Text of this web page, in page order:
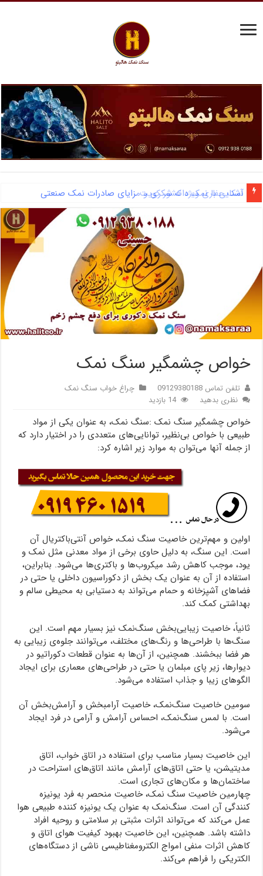
آشنایی با نمک دانه شکری و مزایای صادرات نمک صنعتی
خواص چشمگیر سنگ نمک
تلفن تماس 09129380188
چراغ خواب سنگ نمک
نظری بدهید
14 بازدید
خواص چشمگیر سنگ نمک :سنگ نمک، به عنوان یکی از مواد
طبیعی با خواص بی‌نظیر، توانایی‌های متعددی را در اختیار دارد که
از جمله آنها می‌توان به موارد زیر اشاره کرد:
اولین و مهم‌ترین خاصیت سنگ نمک، خواص آنتی‌باکتریال آن
است. این سنگ، به دلیل حاوی برخی از مواد معدنی مثل نمک و
یود، موجب کاهش رشد میکروب‌ها و باکتری‌ها می‌شود. بنابراین،
استفاده از آن به عنوان یک بخش از دکوراسیون داخلی یا حتی در
فضاهای آشپزخانه و حمام می‌تواند به دستیابی به محیطی سالم و
بهداشتی کمک کند.
ثانیاً، خاصیت زیبایی‌بخش سنگ‌نمک نیز بسیار مهم است. این
سنگ‌ها با طراحی‌ها و رنگ‌های مختلف، می‌توانند جلوه‌ی زیبایی به
هر فضا ببخشند. همچنین، از آن‌ها به عنوان قطعات دکوراتیو در
دیوارها، زیر پای مبلمان یا حتی در طراحی‌های معماری برای ایجاد
الگوهای زیبا و جذاب استفاده می‌شود.
سومین خاصیت سنگ‌نمک، خاصیت آرامبخش و آرامش‌بخش آن
است. با لمس سنگ‌نمک، احساس آرامش و آرامی در فرد ایجاد
می‌شود.
این خاصیت بسیار مناسب برای استفاده در اتاق خواب، اتاق
مدیتیشن، یا حتی اتاق‌های آرامش مانند اتاق‌های استراحت در
ساختمان‌ها و مکان‌های تجاری است.
چهارمین خاصیت سنگ نمک، خاصیت منحصر به فرد یونیزه
کنندگی آن است. سنگ‌نمک به عنوان یک یونیزه کننده طبیعی هوا
عمل می‌کند که می‌تواند اثرات مثبتی بر سلامتی و روحیه افراد
داشته باشد. همچنین، این خاصیت بهبود کیفیت هوای اتاق و
کاهش اثرات منفی امواج الکترومغناطیسی ناشی از دستگاه‌های
الکتریکی را فراهم می‌کند.